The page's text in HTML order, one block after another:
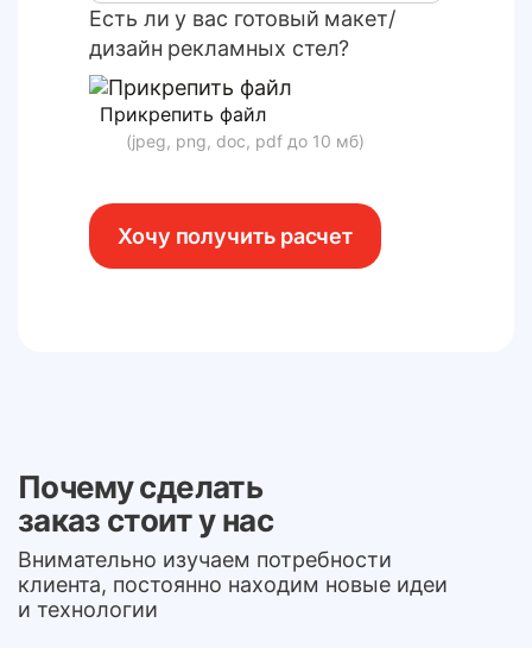
Есть ли у вас готовый макет/
дизайн рекламных стел?
Прикрепить файл
(jpeg, png, doc, pdf до 10 мб)
Хочу получить расчет
Почему сделать
заказ стоит у нас
Внимательно изучаем потребности
клиента, постоянно находим новые идеи
и технологии